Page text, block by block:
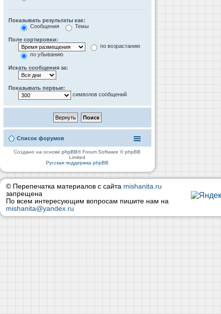
Показывать результаты как:
Сообщения
Темы
Поле сортировки:
по возрастанию
по убыванию
Искать сообщения за:
Показывать первые:
символов сообщений
Список форумов
Создано на основеphpBB® Forum Software © phpBB
Limited
Русская поддержка phpBB
© Перепечатка материалов с сайта mishanita.ru
запрещена
По всем интересующим вопросам пишите нам на
mishanita@yandex.ru